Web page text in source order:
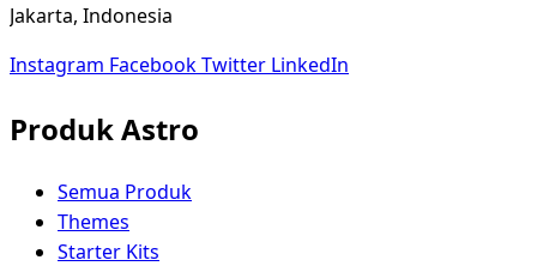
Jakarta, Indonesia
Instagram FacebookTwitter LinkedIn
Produk Astro
Semua Produk
Themes
Starter Kits